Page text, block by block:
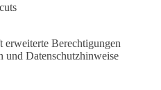
erweiterte Berechtigungen
und Datenschutzhinweise